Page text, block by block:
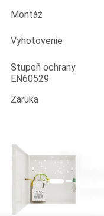
Montáž
Vyhotovenie
Stupeň ochrany
EN60529
Záruka